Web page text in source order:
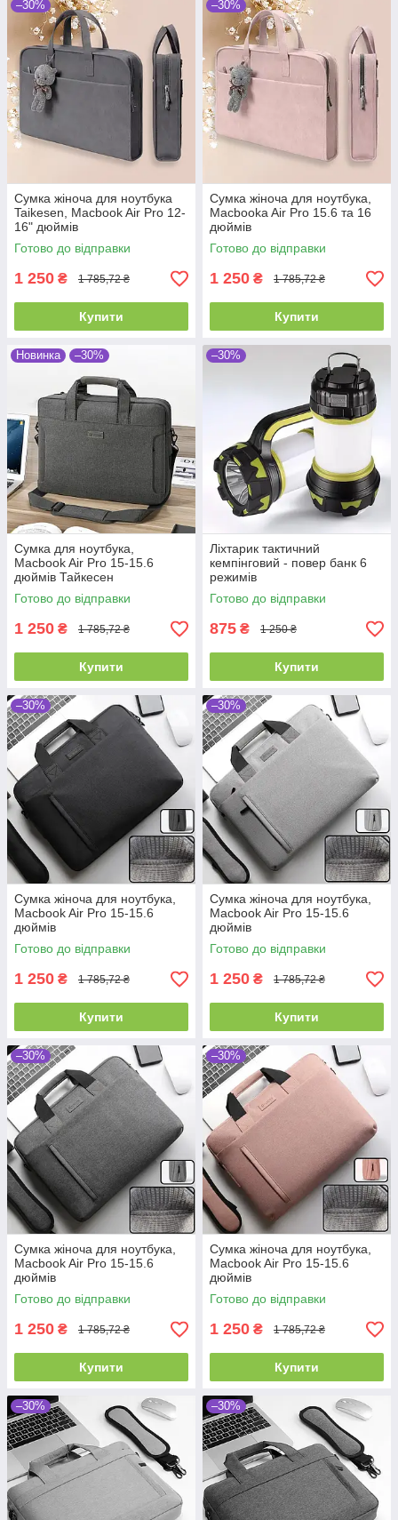
–30%
Сумка жіноча для ноутбука
Taikesen, Macbook Air Pro 12-
16" дюймів
Готово до відправки
1 250 ₴ 1 785,72 ₴
Купити
–30%
Сумка жіноча для ноутбука,
Macbooka Air Pro 15.6 та 16
дюймів
Готово до відправки
1 250 ₴ 1 785,72 ₴
Купити
Новинка –30%
Сумка для ноутбука,
Macbook Air Pro 15-15.6
дюймів Тайкесен
Готово до відправки
1 250 ₴ 1 785,72 ₴
Купити
–30%
Ліхтарик тактичний
кемпінговий - повер банк 6
режимів
Готово до відправки
875 ₴ 1 250 ₴
Купити
–30%
Сумка жіноча для ноутбука,
Macbook Air Pro 15-15.6
дюймів
Готово до відправки
1 250 ₴ 1 785,72 ₴
Купити
–30%
Сумка жіноча для ноутбука,
Macbook Air Pro 15-15.6
дюймів
Готово до відправки
1 250 ₴ 1 785,72 ₴
Купити
–30%
Сумка жіноча для ноутбука,
Macbook Air Pro 15-15.6
дюймів
Готово до відправки
1 250 ₴ 1 785,72 ₴
Купити
–30%
Сумка жіноча для ноутбука,
Macbook Air Pro 15-15.6
дюймів
Готово до відправки
1 250 ₴ 1 785,72 ₴
Купити
–30% –30%